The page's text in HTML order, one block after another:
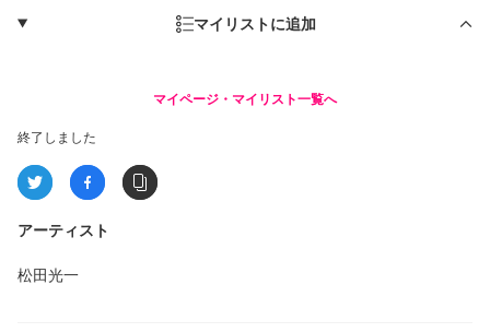
マイリストに追加
マイページ・マイリスト一覧へ
終了しました
アーティスト
松田光一